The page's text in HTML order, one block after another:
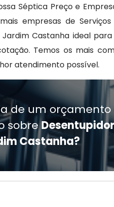
Séptica Preço e
empresas de
Jardim Castanha ideal
Temos os mais
atendimento possível.
de um
sobre
Castanha?